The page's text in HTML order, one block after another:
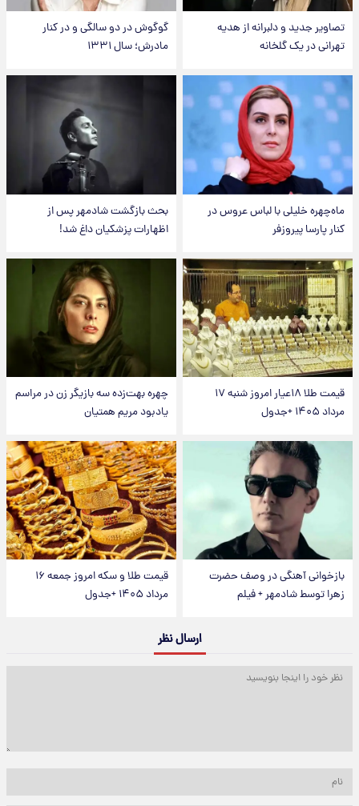
تصاویر جدید و دلبرانه از هدیه
تهرانی در یک گلخانه
گوگوش در دو سالگی و در کنار
مادرش؛ سال ۱۳۳۱
ماه‌چهره خلیلی با لباس عروس در
کنار پارسا پیروزفر
بحث بازگشت شادمهر پس از
اظهارات پزشکیان داغ شد!
قیمت طلا ۱۸عیار امروز شنبه ۱۷
مرداد ۱۴۰۵ +جدول
چهره بهت‌زده سه بازیگر زن در مراسم
یادبود مریم همتیان
بازخوانی آهنگی در وصف حضرت
زهرا توسط شادمهر + فیلم
قیمت طلا و سکه امروز جمعه ۱۶
مرداد ۱۴۰۵ +جدول
ارسال نظر